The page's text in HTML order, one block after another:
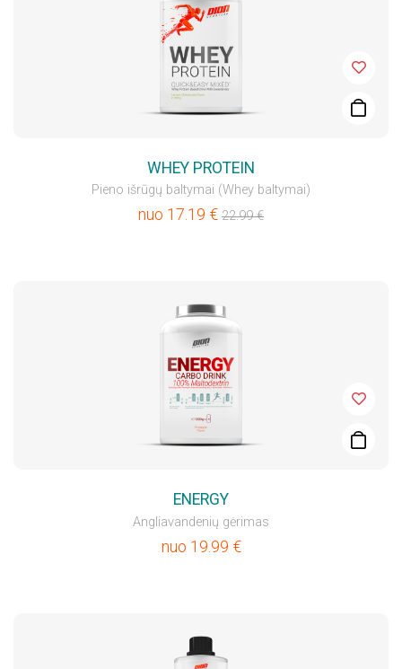
WHEY PROTEIN
Pieno išrūgų baltymai (Whey baltymai)
nuo 17.19 € 22.99€
ENERGY
Angliavandenių gėrimas
nuo 19.99 €